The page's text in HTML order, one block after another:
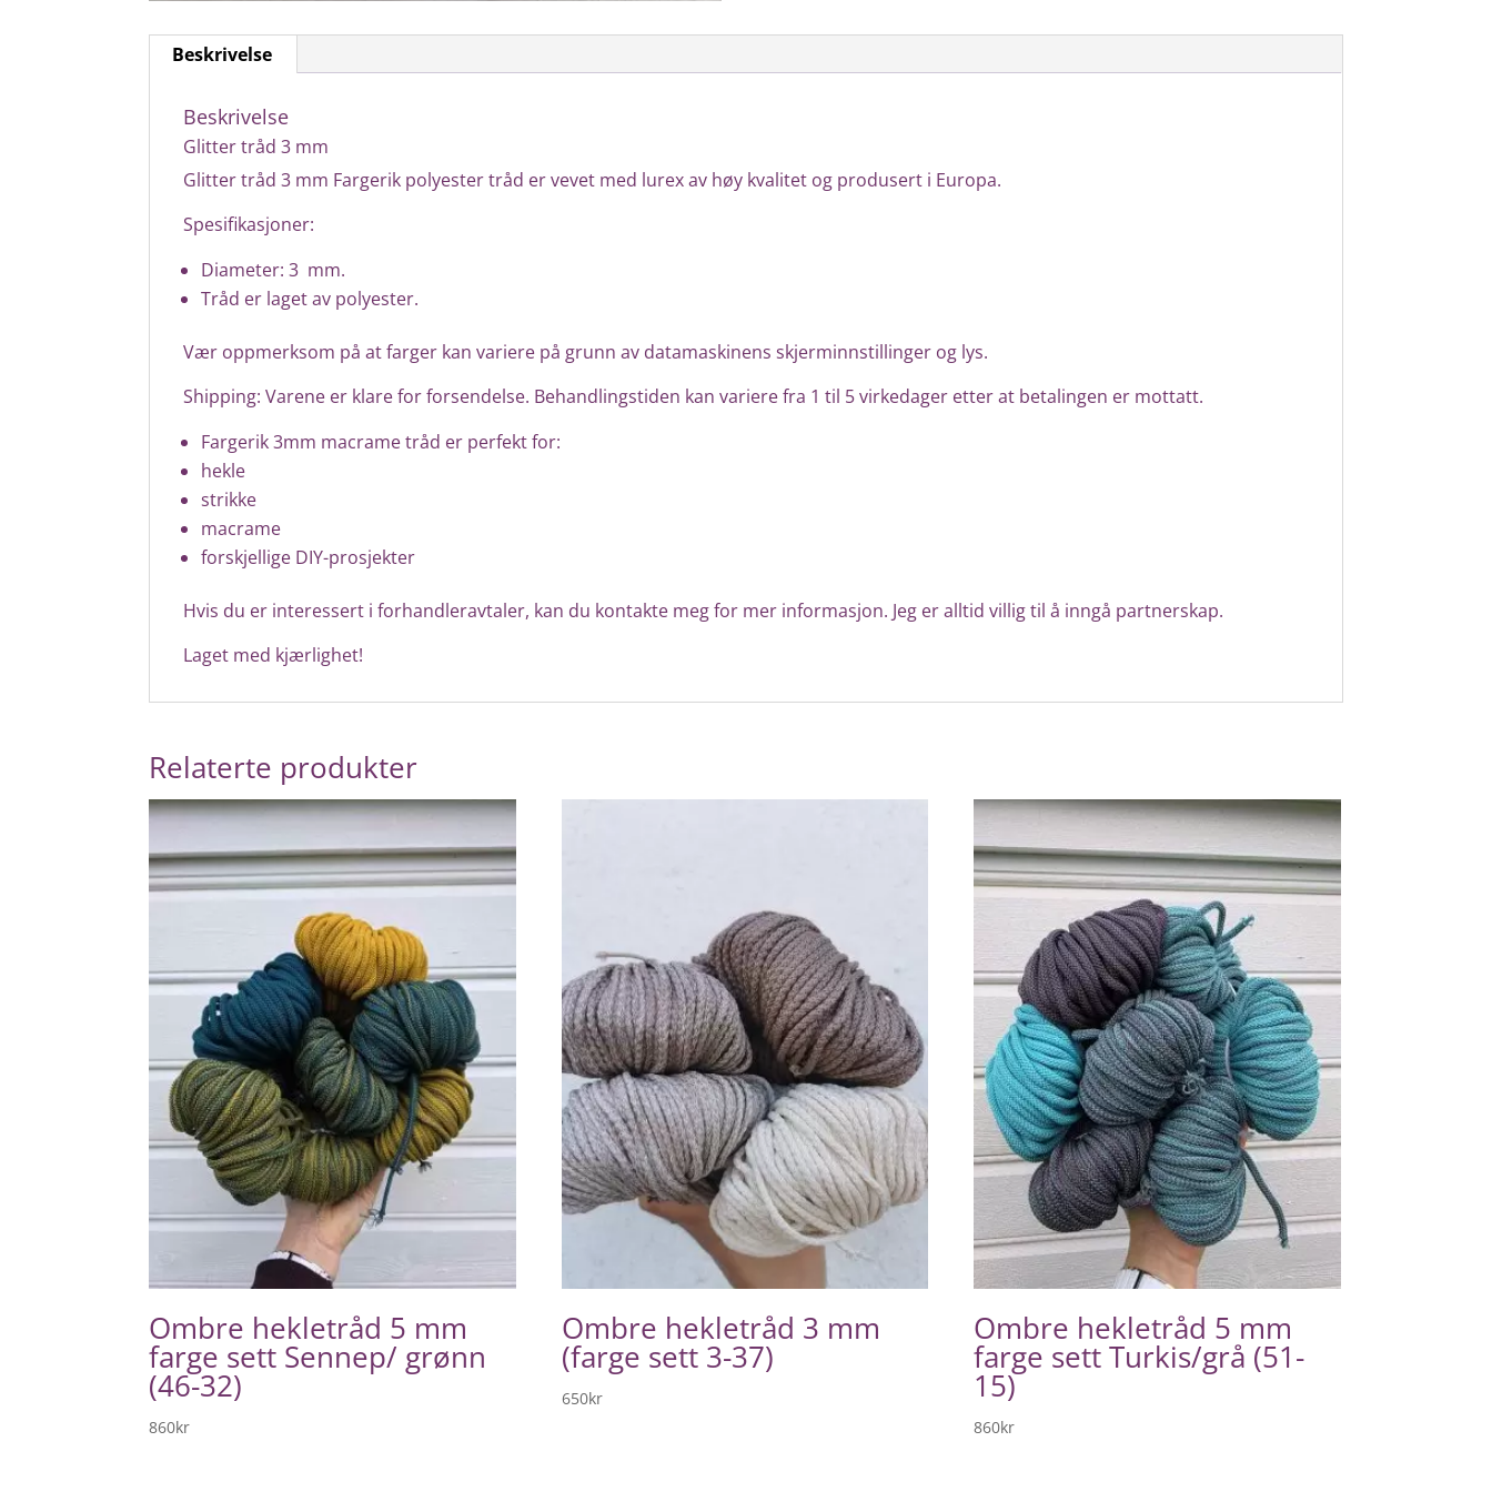
Beskrivelse
Beskrivelse
Glitter tråd 3 mm
Glitter tråd 3 mm Fargerik polyester tråd er vevet med lurex av høy kvalitet og produsert i Europa.
Spesifikasjoner:
Diameter: 3 mm.
Tråd er laget av polyester.
Vær oppmerksom på at farger kan variere på grunn av datamaskinens skjerminnstillinger og lys.
Shipping: Varene er klare for forsendelse. Behandlingstiden kan variere fra 1 til 5 virkedager etter at betalingen er mottatt.
Fargerik 3mm macrame tråd er perfekt for:
hekle
strikke
macrame
forskjellige DIY-prosjekter
Hvis du er interessert i forhandleravtaler, kan du kontakte meg for mer informasjon. Jeg er alltid villig til å inngå partnerskap.
Laget med kjærlighet!
Relaterte produkter
Ombre hekletråd 5 mm
farge sett Sennep/ grønn
(46-32)
860kr
Ombre hekletråd 3 mm
(farge sett 3-37)
650kr
Ombre hekletråd 5 mm
farge sett Turkis/grå (51-
15)
860kr